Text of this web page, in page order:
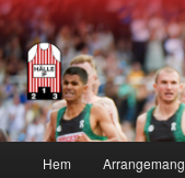
Hälle IF
Hoppa
Hem Arrangemang